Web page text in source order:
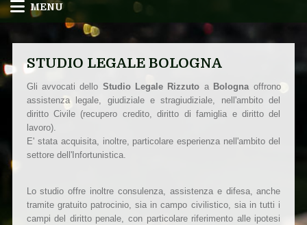
MENU
STUDIO LEGALE BOLOGNA
Gli avvocati dello Studio Legale Rizzuto a Bologna offrono
assistenza legale, giudiziale e stragiudiziale, nell'ambito del
diritto Civile (recupero credito, diritto di famiglia e diritto del
lavoro).
E' stata acquisita, inoltre, particolare esperienza nell'ambito del
settore dell'Infortunistica.
Lo studio offre inoltre consulenza, assistenza e difesa, anche
tramite gratuito patrocinio, sia in campo civilistico, sia in tutti i
campi del diritto penale, con particolare riferimento alle ipotesi